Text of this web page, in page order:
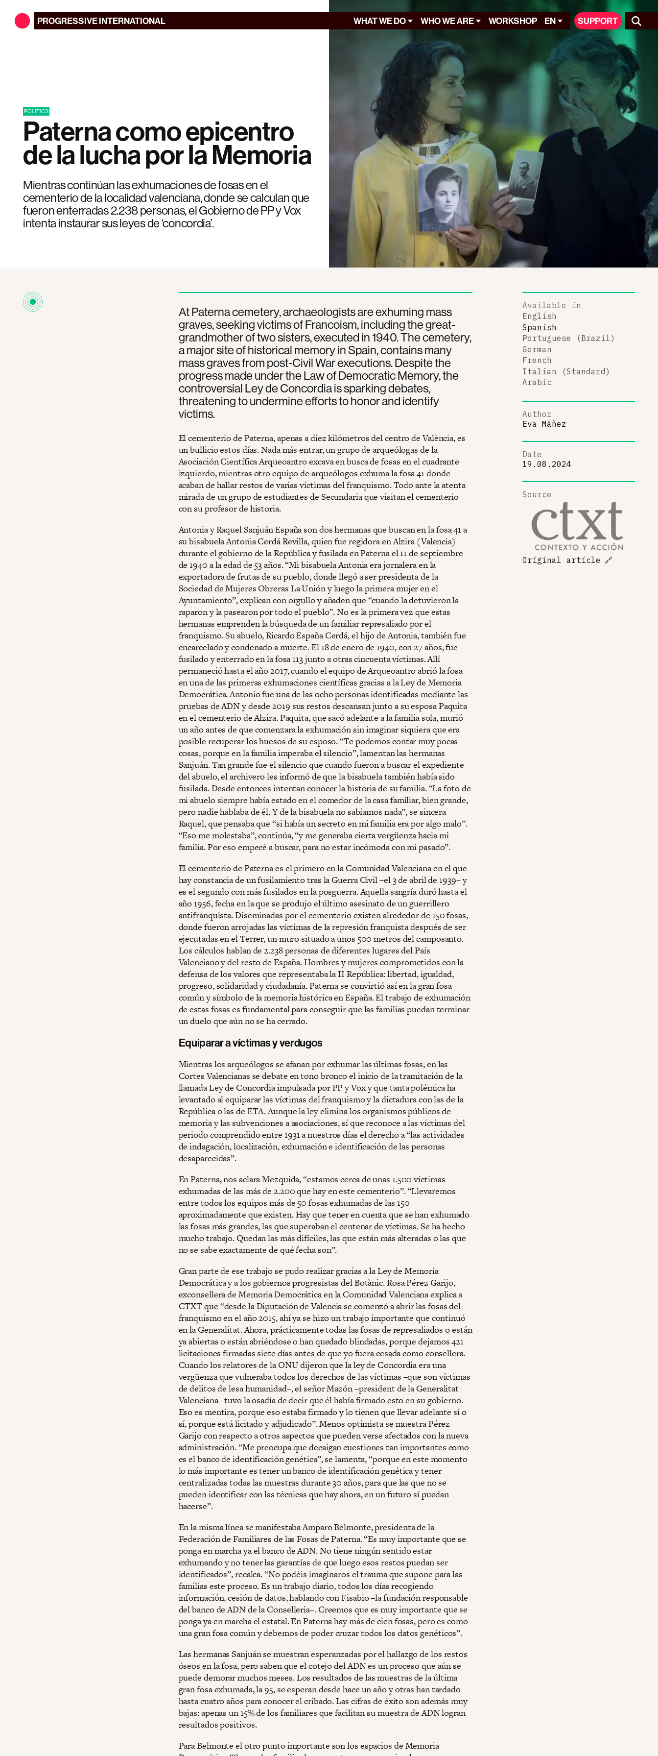
PROGRESSIVEINTERNATIONAL WHAT WE DO WHO WE ARE WORKSHOP EN SUPPORT
POLITICS
Paterna como epicentro
de la lucha por la Memoria
Mientras continúan las exhumaciones de fosas en el
cementerio de la localidad valenciana, donde se calculan que
fueron enterradas 2.238 personas, el Gobierno de PP y Vox
intenta instaurar sus leyes de ‘concordia’.
At Paterna cemetery, archaeologists are exhuming mass
graves, seeking victims of Francoism, including the great-
grandmother of two sisters, executed in 1940. The cemetery,
a major site of historical memory in Spain, contains many
mass graves from post-Civil War executions. Despite the
progress made under the Law of Democratic Memory, the
controversial Ley de Concordia is sparking debates,
threatening to undermine efforts to honor and identify
victims.
El cementerio de Paterna, apenas a diez kilómetros del centro de València, es
un bullicio estos días. Nada más entrar, un grupo de arqueólogas de la
Asociación Científica Arqueoantro excava en busca de fosas en el cuadrante
izquierdo, mientras otro equipo de arqueólogos exhuma la fosa 41 donde
acaban de hallar restos de varias víctimas del franquismo. Todo ante la atenta
mirada de un grupo de estudiantes de Secundaria que visitan el cementerio
con su profesor de historia.
Antonia y Raquel Sanjuán España son dos hermanas que buscan en la fosa 41 a
su bisabuela Antonia Cerdá Revilla, quien fue regidora en Alzira (Valencia)
durante el gobierno de la República y fusilada en Paterna el 11 de septiembre
de 1940 a la edad de 53 años. “Mi bisabuela Antonia era jornalera en la
exportadora de frutas de su pueblo, donde llegó a ser presidenta de la
Sociedad de Mujeres Obreras La Unión y luego la primera mujer en el
Ayuntamiento”, explican con orgullo y añaden que “cuando la detuvieron la
raparon y la pasearon por todo el pueblo”. No es la primera vez que estas
hermanas emprenden la búsqueda de un familiar represaliado por el
franquismo. Su abuelo, Ricardo España Cerdá, el hijo de Antonia, también fue
encarcelado y condenado a muerte. El 18 de enero de 1940, con 27 años, fue
fusilado y enterrado en la fosa 113 junto a otras cincuenta víctimas. Allí
permaneció hasta el año 2017, cuando el equipo de Arqueoantro abrió la fosa
en una de las primeras exhumaciones científicas gracias a la Ley de Memoria
Democrática. Antonio fue una de las ocho personas identificadas mediante las
pruebas de ADN y desde 2019 sus restos descansan junto a su esposa Paquita
en el cementerio de Alzira. Paquita, que sacó adelante a la familia sola, murió
un año antes de que comenzara la exhumación sin imaginar siquiera que era
posible recuperar los huesos de su esposo. “Te podemos contar muy pocas
cosas, porque en la familia imperaba el silencio”, lamentan las hermanas
Sanjuán. Tan grande fue el silencio que cuando fueron a buscar el expediente
del abuelo, el archivero les informó de que la bisabuela también había sido
fusilada. Desde entonces intentan conocer la historia de su familia. “La foto de
mi abuelo siempre había estado en el comedor de la casa familiar, bien grande,
pero nadie hablaba de él. Y de la bisabuela no sabíamos nada”, se sincera
Raquel, que pensaba que “si había un secreto en mi familia era por algo malo”.
“Eso me molestaba”, continúa, “y me generaba cierta vergüenza hacia mi
familia. Por eso empecé a buscar, para no estar incómoda con mi pasado”.
El cementerio de Paterna es el primero en la Comunidad Valenciana en el que
hay constancia de un fusilamiento tras la Guerra Civil –el 3 de abril de 1939– y
es el segundo con más fusilados en la posguerra. Aquella sangría duró hasta el
año 1956, fecha en la que se produjo el último asesinato de un guerrillero
antifranquista. Diseminadas por el cementerio existen alrededor de 150 fosas,
donde fueron arrojadas las víctimas de la represión franquista después de ser
ejecutadas en el Terrer, un muro situado a unos 500 metros del camposanto.
Los cálculos hablan de 2.238 personas de diferentes lugares del País
Valenciano y del resto de España. Hombres y mujeres comprometidos con la
defensa de los valores que representaba la II República: libertad, igualdad,
progreso, solidaridad y ciudadanía. Paterna se convirtió así en la gran fosa
común y símbolo de la memoria histórica en España. El trabajo de exhumación
de estas fosas es fundamental para conseguir que las familias puedan terminar
un duelo que aún no se ha cerrado.
Equiparar a víctimas y verdugos
Mientras los arqueólogos se afanan por exhumar las últimas fosas, en las
Cortes Valencianas se debate en tono bronco el inicio de la tramitación de la
llamada Ley de Concordia impulsada por PP y Vox y que tanta polémica ha
levantado al equiparar las víctimas del franquismo y la dictadura con las de la
República o las de ETA. Aunque la ley elimina los organismos públicos de
memoria y las subvenciones a asociaciones, sí que reconoce a las víctimas del
periodo comprendido entre 1931 a nuestros días el derecho a “las actividades
de indagación, localización, exhumación e identificación de las personas
desaparecidas”.
En Paterna, nos aclara Mezquida, “estamos cerca de unas 1.500 víctimas
exhumadas de las más de 2.200 que hay en este cementerio”. “Llevaremos
entre todos los equipos más de 50 fosas exhumadas de las 150
aproximadamente que existen. Hay que tener en cuenta que se han exhumado
las fosas más grandes, las que superaban el centenar de víctimas. Se ha hecho
mucho trabajo. Quedan las más difíciles, las que están más alteradas o las que
no se sabe exactamente de qué fecha son”.
Gran parte de ese trabajo se pudo realizar gracias a la Ley de Memoria
Democrática y a los gobiernos progresistas del Botànic. Rosa Pérez Garijo,
exconsellera de Memoria Democrática en la Comunidad Valenciana explica a
CTXT que “desde la Diputación de Valencia se comenzó a abrir las fosas del
franquismo en el año 2015, ahí ya se hizo un trabajo importante que continuó
en la Generalitat. Ahora, prácticamente todas las fosas de represaliados o están
ya abiertas o están abriéndose o han quedado blindadas, porque dejamos 421
licitaciones firmadas siete días antes de que yo fuera cesada como consellera.
Cuando los relatores de la ONU dijeron que la ley de Concordia era una
vergüenza que vulneraba todos los derechos de las víctimas –que son víctimas
de delitos de lesa humanidad–, el señor Mazón –president de la Generalitat
Valenciana– tuvo la osadía de decir que él había firmado esto en su gobierno.
Eso es mentira, porque eso estaba firmado y lo tienen que llevar adelante sí o
sí, porque está licitado y adjudicado”. Menos optimista se muestra Pérez
Garijo con respecto a otros aspectos que pueden verse afectados con la nueva
administración. “Me preocupa que decaigan cuestiones tan importantes como
es el banco de identificación genética”, se lamenta, “porque en este momento
lo más importante es tener un banco de identificación genética y tener
centralizadas todas las muestras durante 30 años, para que las que no se
pueden identificar con las técnicas que hay ahora, en un futuro sí puedan
hacerse”.
En la misma línea se manifestaba Amparo Belmonte, presidenta de la
Federación de Familiares de las Fosas de Paterna. “Es muy importante que se
ponga en marcha ya el banco de ADN. No tiene ningún sentido estar
exhumando y no tener las garantías de que luego esos restos puedan ser
identificados”, recalca. “No podéis imaginaros el trauma que supone para las
familias este proceso. Es un trabajo diario, todos los días recogiendo
información, cesión de datos, hablando con Fisabio –la fundación responsable
del banco de ADN de la Conselleria–. Creemos que es muy importante que se
ponga ya en marcha el estatal. En Paterna hay más de cien fosas, pero es como
una gran fosa común y debemos de poder cruzar todos los datos genéticos”.
Las hermanas Sanjuán se muestran esperanzadas por el hallazgo de los restos
óseos en la fosa, pero saben que el cotejo del ADN es un proceso que aún se
puede demorar muchos meses. Los resultados de las muestras de la última
gran fosa exhumada, la 95, se esperan desde hace un año y otras han tardado
hasta cuatro años para conocer el cribado. Las cifras de éxito son además muy
bajas: apenas un 15% de los familiares que facilitan su muestra de ADN logran
resultados positivos.
Para Belmonte el otro punto importante son los espacios de Memoria
Available in
English
Spanish
Portuguese (Brazil)
German
French
Italian (Standard)
Arabic
Author
Eva Máñez
Date
19.08.2024
Source
Original article 🔗